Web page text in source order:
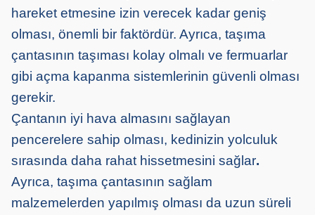
hareket etmesine izin verecek kadar geniş
olması, önemli bir faktördür. Ayrıca, taşıma
çantasının taşıması kolay olmalı ve fermuarlar
gibi açma kapanma sistemlerinin güvenli olması
gerekir.
Çantanın iyi hava almasını sağlayan
pencerelere sahip olması, kedinizin yolculuk
sırasında daha rahat hissetmesini sağlar.
Ayrıca, taşıma çantasının sağlam
malzemelerden yapılmış olması da uzun süreli